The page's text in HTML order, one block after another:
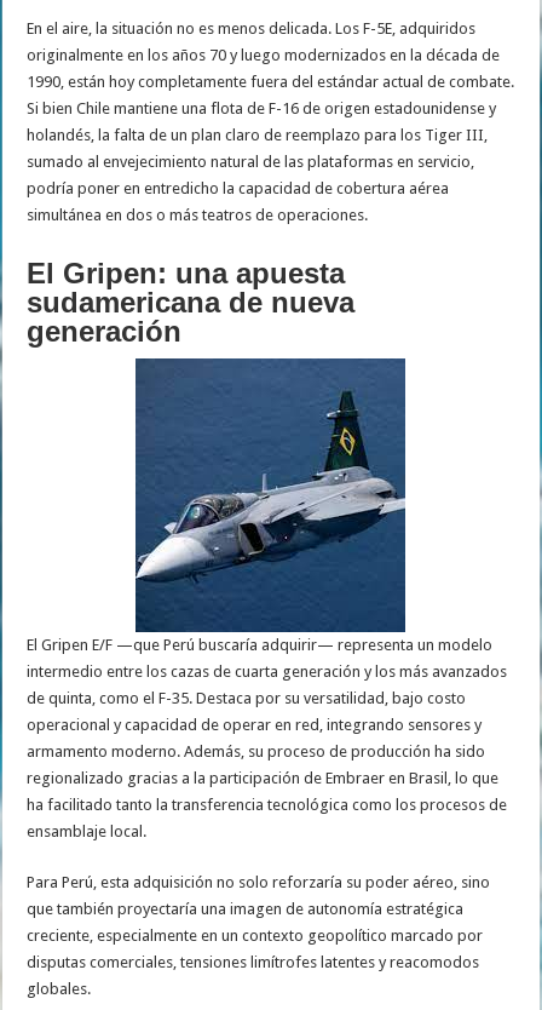
En el aire, la situación no es menos delicada. Los F-5E, adquiridos
originalmente en los años 70 y luego modernizados en la década de
1990, están hoy completamente fuera del estándar actual de combate.
Si bien Chile mantiene una flota de F-16 de origen estadounidense y
holandés, la falta de un plan claro de reemplazo para los Tiger III,
sumado al envejecimiento natural de las plataformas en servicio,
podría poner en entredicho la capacidad de cobertura aérea
simultánea en dos o más teatros de operaciones.
El Gripen: una apuesta
sudamericana de nueva
generación
El Gripen E/F —que Perú buscaría adquirir— representa un modelo
intermedio entre los cazas de cuarta generación y los más avanzados
de quinta, como el F-35. Destaca por su versatilidad, bajo costo
operacional y capacidad de operar en red, integrando sensores y
armamento moderno. Además, su proceso de producción ha sido
regionalizado gracias a la participación de Embraer en Brasil, lo que
ha facilitado tanto la transferencia tecnológica como los procesos de
ensamblaje local.
Para Perú, esta adquisición no solo reforzaría su poder aéreo, sino
que también proyectaría una imagen de autonomía estratégica
creciente, especialmente en un contexto geopolítico marcado por
disputas comerciales, tensiones limítrofes latentes y reacomodos
globales.